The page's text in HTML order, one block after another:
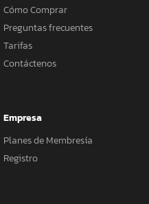
Cómo Comprar
Preguntas frecuentes
Tarifas
Contáctenos
Empresa
Planes de Membresía
Registro